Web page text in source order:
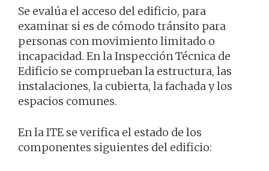
Se evalúa el acceso del edificio, para
examinar si es de cómodo tránsito para
personas con movimiento limitado o
incapacidad. En la Inspección Técnica de
Edificio se comprueban la estructura, las
instalaciones, la cubierta, la fachada y los
espacios comunes.
En la ITE se verifica el estado de los
componentes siguientes del edificio: